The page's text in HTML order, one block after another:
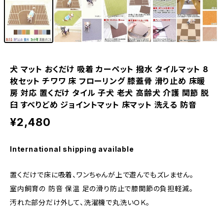
犬 マット おくだけ 吸着 カーペット 撥水 タイルマット 8
枚セット チワワ 床 フローリング 膝蓋骨 滑り止め 床暖
房 対応 置くだけ タイル 子犬 老犬 高齢犬 介護 関節 脱
臼 すべりどめ ジョイントマット 床マット 洗える 防音
¥2,480
International shipping available
置くだけで床に吸着、ワンちゃんが上で遊んでもズレません。
室内飼育の 防音 保温 足の滑り防止で膝関節の負担軽減。
汚れた部分だけ外して、洗濯機で丸洗いＯＫ。